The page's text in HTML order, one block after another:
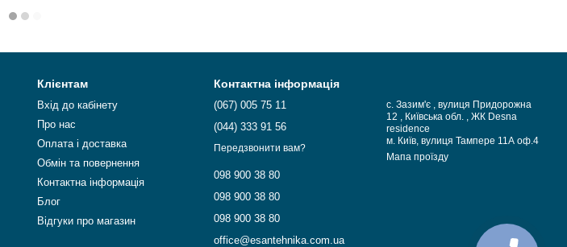
Клієнтам
Вхід до кабінету
Про нас
Оплата і доставка
Обмін та повернення
Контактна інформація
Блог
Відгуки про магазин
Контактна інформація
(067) 005 75 11
(044) 333 91 56
Передзвонити вам?
098 900 38 80
098 900 38 80
098 900 38 80
office@esantehnika.com.ua
с. Зазим'є , вулиця Придорожна
12 , Київська обл. , ЖК Desna
residence
м. Київ, вулиця Тампере 11А оф.4
Мапа проїзду